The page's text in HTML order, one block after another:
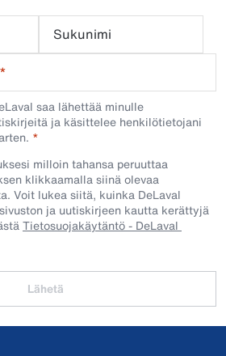
Sukunimi
*
saa lähettää minulle
ja käsittelee henkilötietojani
milloin tahansa peruuttaa
klikkaamalla siinä olevaa
Voit lukea siitä, kuinka DeLaval
ja uutiskirjeen kautta kerättyjä
Tietosuojakäytäntö - DeLaval
Lähetä